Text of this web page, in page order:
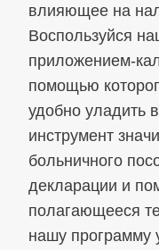
влияющее на
Воспользуйся
помощью
удобно уладить
инструмент
больничного
декларации и
полагающееся
нашу программу